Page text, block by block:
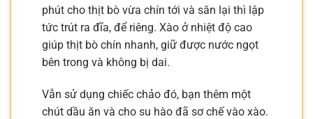
phút cho thịt bò vừa chín tới và săn lại thì lập
tức trút ra đĩa, để riêng. Xào ở nhiệt độ cao
giúp thịt bò chín nhanh, giữ được nước ngọt
bên trong và không bị dai.
Vẫn sử dụng chiếc chảo đó, bạn thêm một
chút dầu ăn và cho su hào đã sơ chế vào xào.